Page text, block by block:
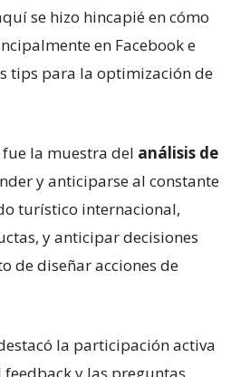
se hizo hincapié en cómo
en Facebook e
tips para la optimización de
la muestra del análisis de
y anticiparse al constante
turístico internacional,
y anticipar decisiones
de diseñar acciones de
la participación activa